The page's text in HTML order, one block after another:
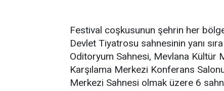
Festival coşkusunun şehrin her
Devlet Tiyatrosu sahnesinin yanı
Oditoryum Sahnesi, Mevlana Kültür
Karşılama Merkezi Konferans
Merkezi Sahnesi olmak üzere 6